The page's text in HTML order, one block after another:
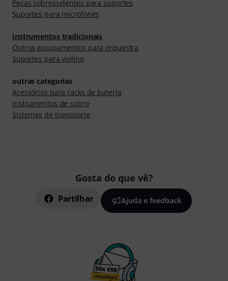
Peças sobresselentes para suportes
Suportes para microfones
Instrumentos tradicionais
Outros equipamentos para orquestra
Suportes para violino
outras categorias
Acessórios para racks de bateria
Instrumentos de sopro
Sistemas de transporte
Gosta do que vê?
Partilhar Ajuda e feedback